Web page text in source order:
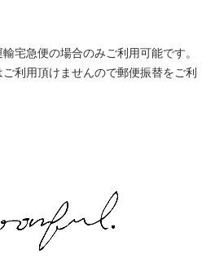
宅急便の場合のみご利用可能です。
利用頂けませんので郵便振替をご利